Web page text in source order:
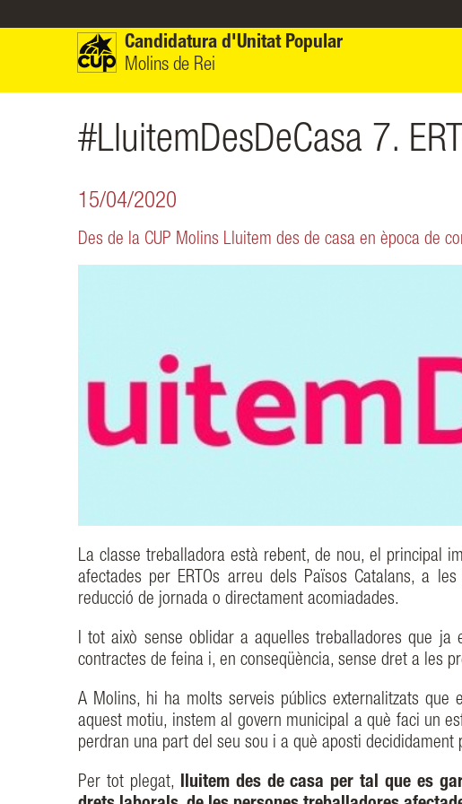
Candidatura d'Unitat Popular
Molins de Rei
#LluitemDesDeCasa 7.
15/04/2020
Des de la CUP Molins Lluitem des de casa en època de
La classe treballadora està rebent, de nou, el principal
afectades per ERTOs arreu dels Països Catalans, a
reducció de jornada o directament acomiadades.
I tot això sense oblidar a aquelles treballadores que ja
contractes de feina i, en conseqüència, sense dret a les
A Molins, hi ha molts serveis públics externalitzats que
aquest motiu, instem al govern municipal a què faci un
perdran una part del seu sou i a què aposti decididament
Per tot plegat, lluitem des de casa per tal que es